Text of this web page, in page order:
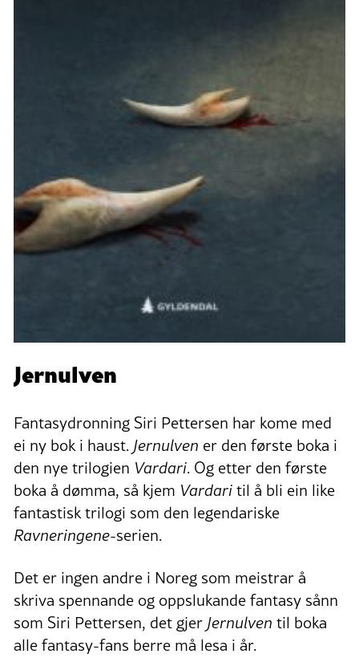
Jernulven
Fantasydronning Siri Pettersen har kome med
ei ny bok i haust.Jernulven er den første boka i
den nye trilogien Vardari. Og etter den første
boka å dømma, så kjem Vardaritil å bli ein like
fantastisk trilogi som den legendariske
Ravneringene-serien.
Det er ingen andre i Noreg som meistrar å
skriva spennande og oppslukande fantasy sånn
som Siri Pettersen, det gjerJernulven til boka
alle fantasy-fans berre må lesa i år.